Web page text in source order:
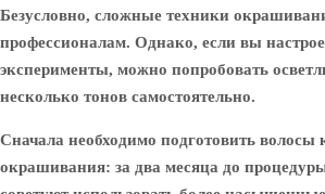
Безусловно, сложные техники
профессионалам. Однако, если вы
эксперименты, можно попробовать
несколько тонов самостоятельно.
Сначала необходимо подготовить волосы
окрашивания: за два месяца до